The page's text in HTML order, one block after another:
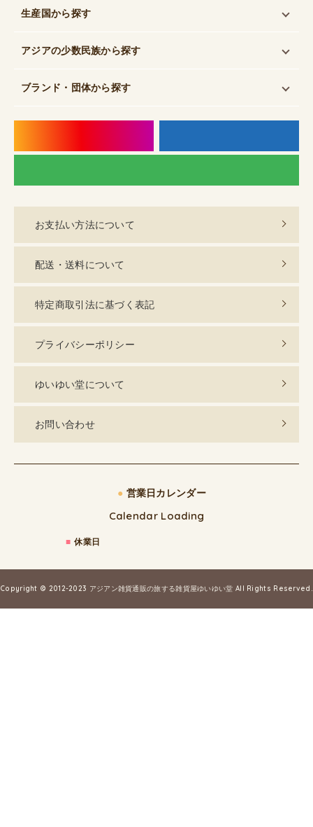
生産国から探す
アジアの少数民族から探す
ブランド・団体から探す
お支払い方法について
配送・送料について
特定商取引法に基づく表記
プライバシーポリシー
ゆいゆい堂について
お問い合わせ
● 営業日カレンダー
Calendar Loading
■ 休業日
Copyright © 2012-2023 アジアン雑貨通販の旅する雑貨屋ゆいゆい堂 All Rights Reserved.